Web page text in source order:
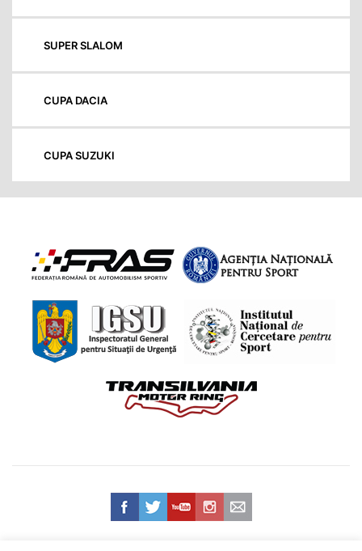
SUPER SLALOM
CUPA DACIA
CUPA SUZUKI